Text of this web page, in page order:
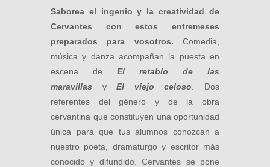
Saborea el ingenio y la creatividad de
Cervantes con estos entremeses
preparados para vosotros. Comedia,
música y danza acompañan la puesta en
escena de El retablo de las
maravillas yEl viejo celoso . Dos
referentes del género y de la obra
cervantina que constituyen una oportunidad
única para que tus alumnos conozcan a
nuestro poeta, dramaturgo y escritor más
conocido y difundido. Cervantes se pone